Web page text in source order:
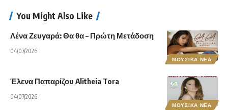
You Might Also Like
ΜΟΥΣΙΚΑ ΝΕΑ
Λένα Ζευγαρά: Θα θα – Πρώτη Μετάδοση
04/07/2026
ΜΟΥΣΙΚΑ ΝΕΑ
Έλενα Παπαρίζου Alitheia Tora
04/07/2026